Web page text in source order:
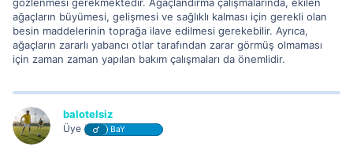
ağaçların büyümesi, gelişmesi ve sağlıklı kalması için gerekli olan
besin maddelerinin toprağa ilave edilmesi gerekebilir. Ayrıca,
ağaçların zararlı yabancı otlar tarafından zarar görmüş olmaması
için zaman zaman yapılan bakım çalışmaları da önemlidir.
balotelsiz
Üye BaY